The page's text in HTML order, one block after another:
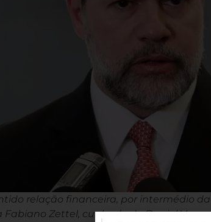
relação financeira, por intermédio
Zettel, cunhado de Daniel